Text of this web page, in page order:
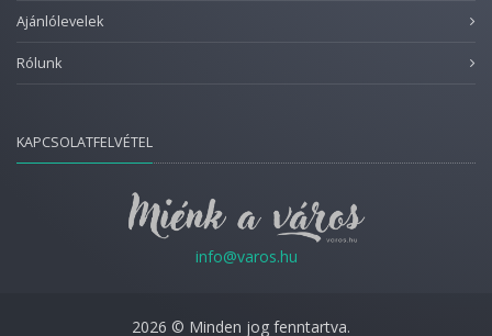
Ajánlólevelek
Rólunk
KAPCSOLATFELVÉTEL
info@varos.hu
2026 © Minden jog fenntartva.